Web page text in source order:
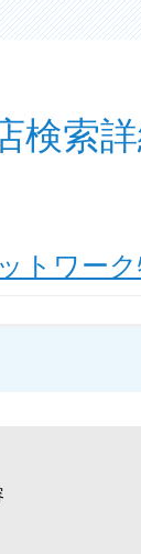
検索
トワー